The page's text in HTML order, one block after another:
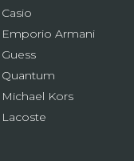
Gönder
Casio
Emporio Armani
Guess
Quantum
Michael Kors
Lacoste